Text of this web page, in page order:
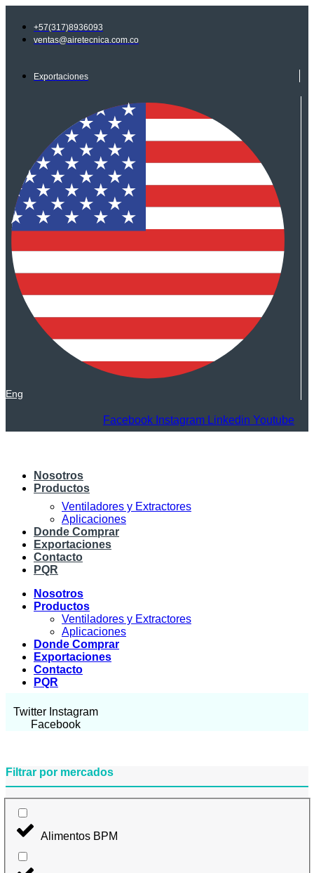
contenido
+57(317)8936093
ventas@airetecnica.com.co
Exportaciones
Eng
Facebook Instagram Linkedin Youtube
Nosotros
Productos
Ventiladores y Extractores
Aplicaciones
Donde Comprar
Exportaciones
Contacto
PQR
Nosotros
Productos
Ventiladores y Extractores
Aplicaciones
Donde Comprar
Exportaciones
Contacto
PQR
Twitter Instagram
Facebook
Filtrar por mercados
Alimentos BPM